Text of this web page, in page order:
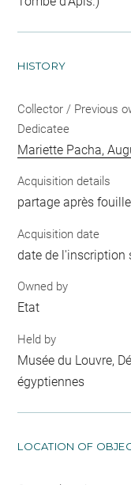
HISTORY
Collector / Previous
Dedicatee
Mariette Pacha,
Acquisition details
partage après
Acquisition date
date de l'inscription
Owned by
Etat
Held by
Musée du Louvre,
égyptiennes
LOCATION OF